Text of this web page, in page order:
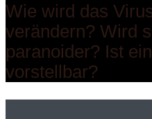
Wie wird das
verändern? Wird
paranoider? Ist
vorstellbar?